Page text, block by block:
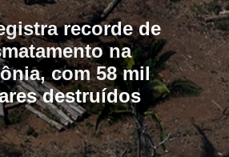
recorde de
na
com 58 mil
destruídos